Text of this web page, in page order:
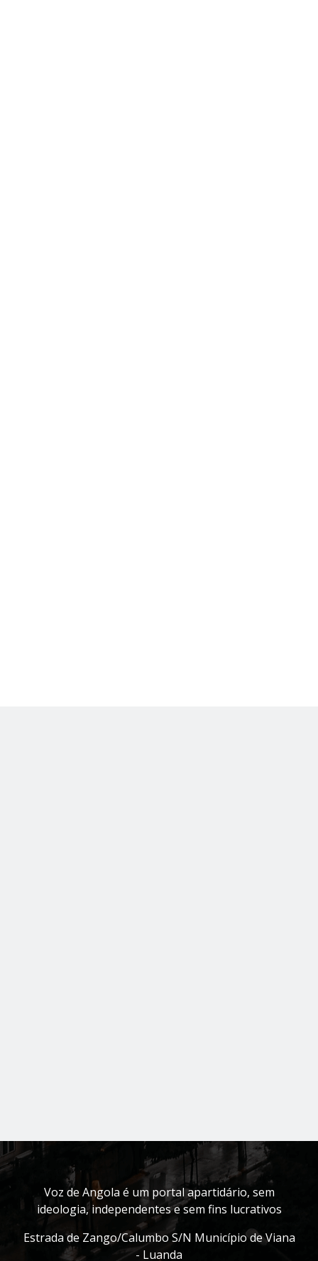
Voz de Angola é um portal apartidário, sem
ideologia, independentes e sem fins lucrativos
Estrada de Zango/Calumbo S/N Município de Viana
- Luanda